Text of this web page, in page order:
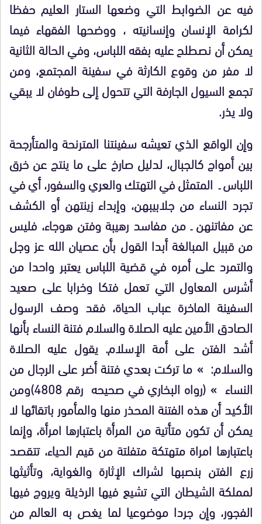
فيه عن الضوابط التي وضعها الستار العليم حفظا
لكرامة الإنسان وإنسانيته ، ووضحها الفقهاء فيما
يمكن أن نصطلح عليه بفقه اللباس، وفي الحالة الثانية
لا مفر من وقوع الكارثة في سفينة المجتمع، ومن
تجمع السيول الجارفة التي تتحول إلى طوفان لا يبقي
ولا يذر.
وإن الواقع الذي تعيشه سفينتنا المترنحة والمتأرجحة
بين أمواج كالجبال، لدليل صارخ على ما ينتج عن خرق
اللباس ـ المتمثل في التهتك والعري والسفور، أي في
تجرد النساء من جلابيبهن، وإبداء زينتهن أو الكشف
عن مفاتنهن ـ من مفاسد رهيبة وفتن هوجاء، فليس
من قبيل المبالغة أبدا القول بأن عصيان الله عز وجل
والتمرد على أمره في قضية اللباس يعتبر واحدا من
أشرس المعاول التي تعمل فتكا وخرابا على صعيد
السفينة الماخرة عباب الحياة، فقد وصف الرسول
الصادق الأمين عليه الصلاة والسلام فتنة النساء بأنها
أشد الفتن على أمة الإسلام. يقول عليه الصلاة
والسلام: »ما تركت بعدي فتنة أضر على الرجال من
النساء »
)رواه البخاري في صحيحه رقم 4808 (ومن
الأكيد أن هذه الفتنة المحذر منها والمأمور باتقائها لا
يمكن أن تكون متأتية من المرأة باعتبارها امرأة، وإنما
باعتبارها امراة متهتكة متفلتة من قيم الحياء، تتقصد
زرع الفتن بنصبها لشراك الإثارة والغواية، وتأثيثها
لمملكة الشيطان التي تشيع فيها الرذيلة ويروج فيها
الفجور، وإن جردا موضوعيا لما يغص به العالم من